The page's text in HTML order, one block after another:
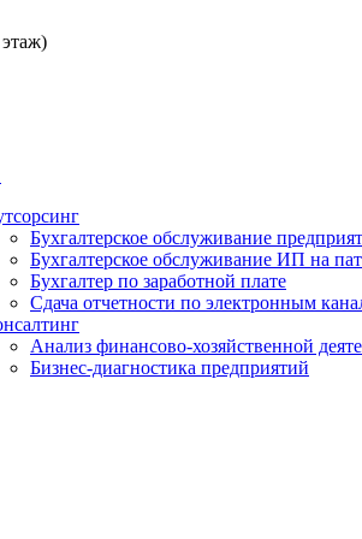
Бухгалтерское обслуживание
Бухгалтерское обслуживание ИП на
Бухгалтер по заработной плате
Сдача отчетности по электронным
Анализ финансово-хозяйственной
Бизнес-диагностика предприятий